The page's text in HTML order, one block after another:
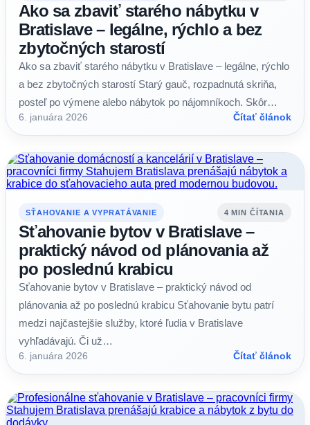
Ako sa zbaviť starého nábytku v
Bratislave – legálne, rýchlo a bez
zbytočných starostí
Ako sa zbaviť starého nábytku v Bratislave – legálne, rýchlo
a bez zbytočných starostí Starý gauč, rozpadnutá skriňa,
posteľ po výmene alebo nábytok po nájomníkoch. Skôr…
6. januára 2026 Čítať článok
SŤAHOVANIE A VYPRATÁVANIE 4 MIN ČÍTANIA
Sťahovanie bytov v Bratislave –
praktický návod od plánovania až
po poslednú krabicu
Sťahovanie bytov v Bratislave – praktický návod od
plánovania až po poslednú krabicu Sťahovanie bytu patrí
medzi najčastejšie služby, ktoré ľudia v Bratislave
vyhľadávajú. Či už…
6. januára 2026 Čítať článok